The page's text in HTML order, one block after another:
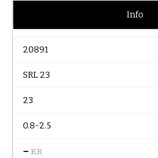
Info
20891
SRL 23
23
0.8-2.5
– KR